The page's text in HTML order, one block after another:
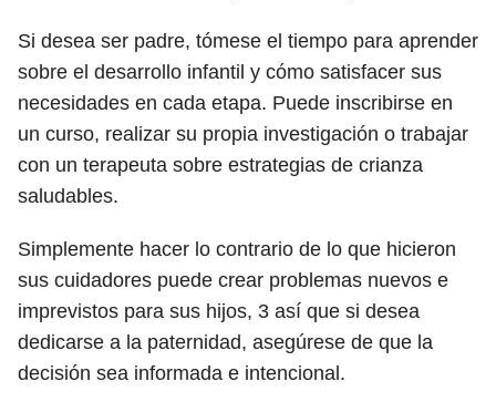
Si desea ser padre, tómese el tiempo para aprender
sobre el desarrollo infantil y cómo satisfacer sus
necesidades en cada etapa. Puede inscribirse en
un curso, realizar su propia investigación o trabajar
con un terapeuta sobre estrategias de crianza
saludables.
Simplemente hacer lo contrario de lo que hicieron
sus cuidadores puede crear problemas nuevos e
imprevistos para sus hijos, 3 así que si desea
dedicarse a la paternidad, asegúrese de que la
decisión sea informada e intencional.